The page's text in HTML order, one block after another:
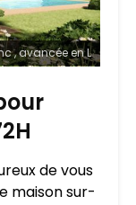
, avancée en L
de vous
maison sur-